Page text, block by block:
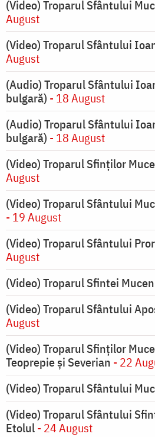
(Video) Troparul Sfântului
August
(Video) Troparul Sfântului
August
(Audio) Troparul Sfântului
bulgară) - 18 August
(Audio) Troparul Sfântului
bulgară) - 18 August
(Video) Troparul Sfinților
August
(Video) Troparul Sfântului
- 19 August
(Video) Troparul Sfântului
August
(Video) Troparul Sfintei
(Video) Troparul Sfântului
August
(Video) Troparul Sfinților
Teoprepie și Severian - 22
(Video) Troparul Sfântului
(Video) Troparul Sfântului
Etolul- 24 August